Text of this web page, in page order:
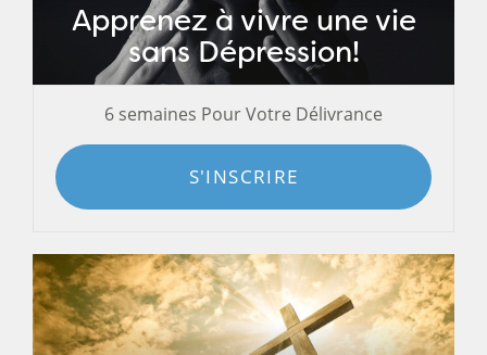
Apprenez à vivre une vie
sans Dépression!
6 semaines Pour Votre Délivrance
S'INSCRIRE